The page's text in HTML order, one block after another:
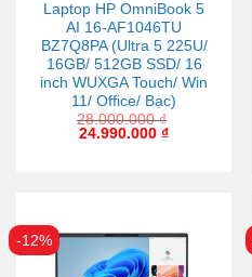
Laptop HP OmniBook 5
AI 16-AF1046TU
BZ7Q8PA (Ultra 5 225U/
16GB/ 512GB SSD/ 16
inch WUXGA Touch/ Win
11/ Office/ Bạc)
28.000.000₫
24.990.000 ₫
-12%